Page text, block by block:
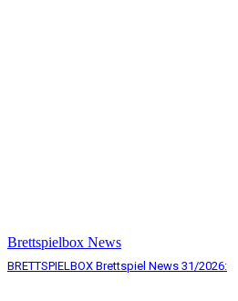
Brettspielbox News
BRETTSPIELBOX Brettspiel News 31/2026: